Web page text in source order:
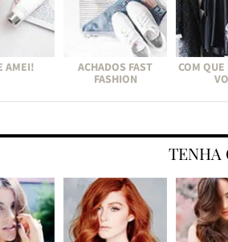
AMEI!
ACHADOS FAST
FASHION
COM QUE
TENHA